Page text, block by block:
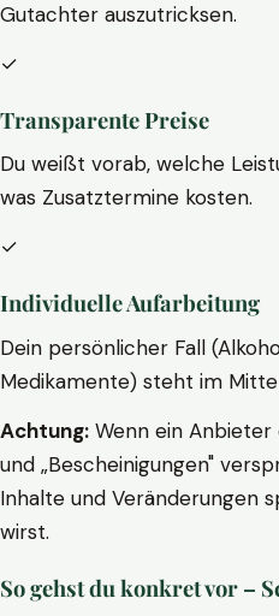
Gutachter auszutricksen.
✓
Transparente Preise
Du weißt vorab, welche
was Zusatztermine kosten.
✓
Individuelle Aufarbeitung
Dein persönlicher Fall
Medikamente) steht im
Achtung: Wenn ein
und „Bescheinigungen"
Inhalte und Veränderungen
wirst.
So gehst du konkret vor –